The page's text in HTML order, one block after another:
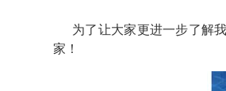
为了让大家更进一步了解
家！